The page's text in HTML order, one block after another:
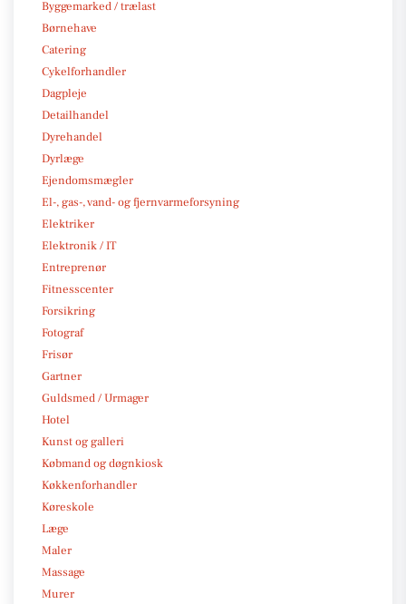
Byggemarked / trælast
Børnehave
Catering
Cykelforhandler
Dagpleje
Detailhandel
Dyrehandel
Dyrlæge
Ejendomsmægler
El-, gas-, vand- og fjernvarmeforsyning
Elektriker
Elektronik / IT
Entreprenør
Fitnesscenter
Forsikring
Fotograf
Frisør
Gartner
Guldsmed / Urmager
Hotel
Kunst og galleri
Købmand og døgnkiosk
Køkkenforhandler
Køreskole
Læge
Maler
Massage
Murer